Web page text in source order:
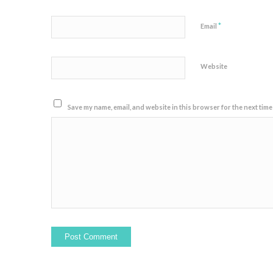
Email *
Website
Save my name, email, and website in this browser for the next